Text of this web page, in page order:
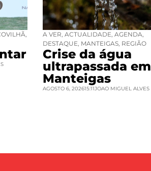
,
A VER, ACTUALIDADE, AGENDA,
DESTAQUE, MANTEIGAS, REGIÃO
Crise da água
ultrapassada em
Manteigas
AGOSTO 6, 202615:11JOAO MIGUEL ALVES